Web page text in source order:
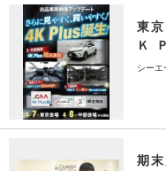
東
Ｋ
シーエ
期